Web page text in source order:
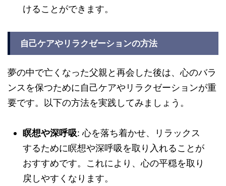
けることができます。
自己ケアやリラクゼーションの方法
夢の中で亡くなった父親と再会した後は、心のバラ
ンスを保つために自己ケアやリラクゼーションが重
要です。以下の方法を実践してみましょう。
瞑想や深呼吸: 心を落ち着かせ、リラックス
するために瞑想や深呼吸を取り入れることが
おすすめです。これにより、心の平穏を取り
戻しやすくなります。